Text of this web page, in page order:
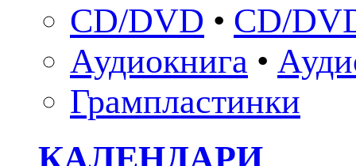
CD/DVD • CD/
Аудиокнига •
Грампластинки